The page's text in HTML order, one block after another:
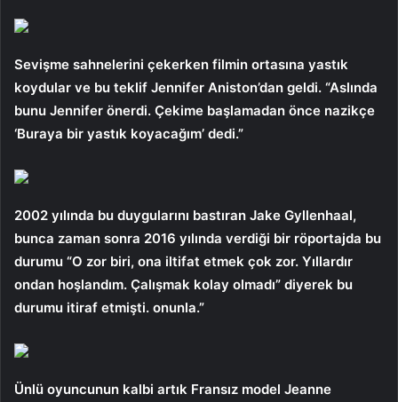
Sevişme sahnelerini çekerken filmin ortasına yastık
koydular ve bu teklif Jennifer Aniston’dan geldi. “Aslında
bunu Jennifer önerdi. Çekime başlamadan önce nazikçe
‘Buraya bir yastık koyacağım’ dedi.”
2002 yılında bu duygularını bastıran Jake Gyllenhaal,
bunca zaman sonra 2016 yılında verdiği bir röportajda bu
durumu “O zor biri, ona iltifat etmek çok zor. Yıllardır
ondan hoşlandım. Çalışmak kolay olmadı” diyerek bu
durumu itiraf etmişti. onunla.”
Ünlü oyuncunun kalbi artık Fransız model Jeanne